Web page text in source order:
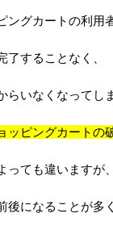
ングカートの利用
了することなく、
らいなくなってし
ッピングカートの
っても違いますが、
後になることが多